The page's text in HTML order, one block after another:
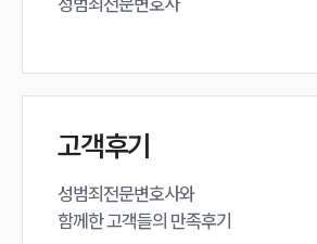
대륜법률상담예약
고객후기
성범죄전문변호사와
함께한 고객들의 만족후기